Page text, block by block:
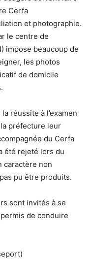
Cerfa
et photographie.
le centre de
impose beaucoup de
les photos
de domicile
réussite à l’examen
préfecture leur
du Cerfa
été rejeté lors du
caractère non
pu être produits.
sont invités à se
de conduire